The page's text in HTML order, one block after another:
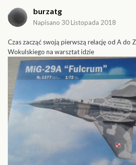
burzatg
Napisano 30 Listopada 2018
Czas zacząć swoją pierwszą relację od A do
Wokulskiego na warsztat idzie